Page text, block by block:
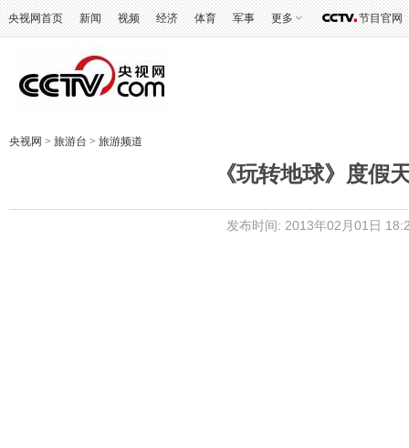
央视网首页 新闻 视频 经济 体育 军事 更多 节目官网
央视网 > 旅游台 > 旅游频道
《玩转地球》度假
发布时间: 2013年02月01日